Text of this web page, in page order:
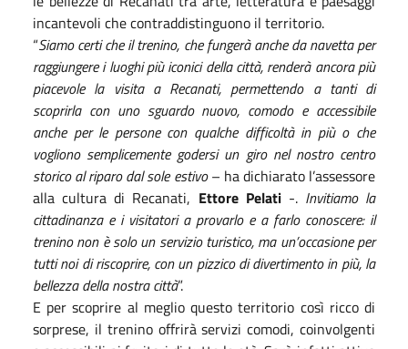
incantevoli che contraddistinguono il territorio.
“Siamo certi che il trenino, che fungerà anche da navetta per
raggiungere i luoghi più iconici della città, renderà ancora più
piacevole la visita a Recanati, permettendo a tanti di
scoprirla con uno sguardo nuovo, comodo e accessibile
anche per le persone con qualche difficoltà in più o che
vogliono semplicemente godersi un giro nel nostro centro
storico al riparo dal sole estivo– ha dichiarato l’assessore
alla cultura di Recanati, Ettore Pelati-. Invitiamo la
cittadinanza e i visitatori a provarlo e a farlo conoscere: il
trenino non è solo un servizio turistico, ma un’occasione per
tutti noi di riscoprire, con un pizzico di divertimento in più, la
bellezza della nostra città”.
E per scoprire al meglio questo territorio così ricco di
sorprese, il trenino offrirà servizi comodi, coinvolgenti